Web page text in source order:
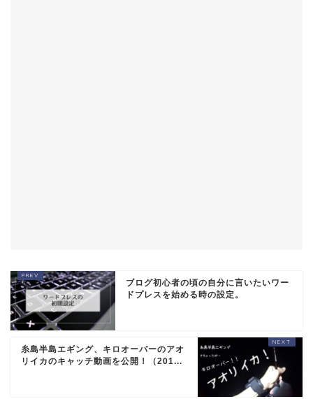
ブログ初心者の頃の自分に言いたいワー
ドプレスを始める時の設定。
糸島半島エギング、キロオーバーのアオ
リイカのキャッチ動画を公開！（201...